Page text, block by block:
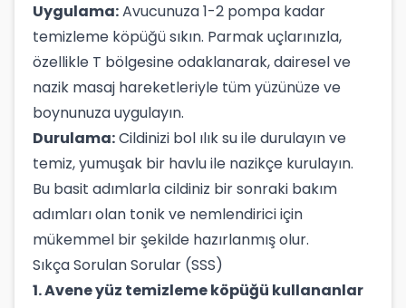
Uygulama:Avucunuza 1-2 pompa kadar
temizleme köpüğü sıkın. Parmak uçlarınızla,
özellikle T bölgesine odaklanarak, dairesel ve
nazik masaj hareketleriyle tüm yüzünüze ve
boynunuza uygulayın.
Durulama:Cildinizi bol ılık su ile durulayın ve
temiz, yumuşak bir havlu ile nazikçe kurulayın.
Bu basit adımlarla cildiniz bir sonraki bakım
adımları olan tonik ve nemlendirici için
mükemmel bir şekilde hazırlanmış olur.
Sıkça Sorulan Sorular (SSS)
1. Avene yüz temizleme köpüğü kullananlar